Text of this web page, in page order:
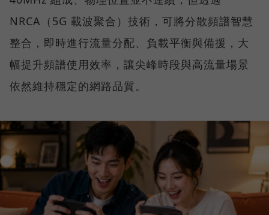
NRCA（5G 載波聚合）技術，可將分散頻譜智慧
整合，即時進行流量分配、負載平衡與備援，大
幅提升頻譜使用效率，讓尖峰時段與高流量場景
依然維持穩定的網路品質。